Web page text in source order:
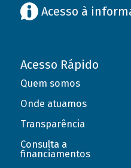
Acesso à
Acesso Rápido
Quem somos
Onde atuamos
Transparência
Consulta a
financiamentos